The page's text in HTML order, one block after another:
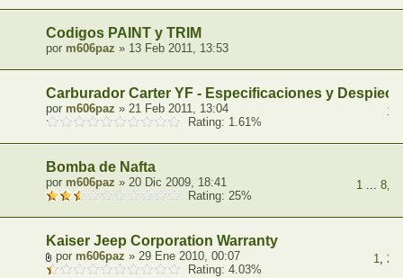
Codigos PAINT y TRIM
por m606paz » 13 Feb 2011, 13:53
Carburador Carter YF - Especificaciones y
1
por m606paz » 21 Feb 2011, 13:04
Rating: 1.61%
Bomba de Nafta
1 ... 8,
por m606paz » 20 Dic 2009, 18:41
Rating: 25%
Kaiser Jeep Corporation Warranty
1, 2
por m606paz » 29 Ene 2010, 00:07
Rating: 4.03%